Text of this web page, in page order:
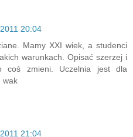
20:04
Mamy XXI wiek, a studenci
warunkach. Opisać szerzej i
zmieni. Uczelnia jest dla
wak
21:04